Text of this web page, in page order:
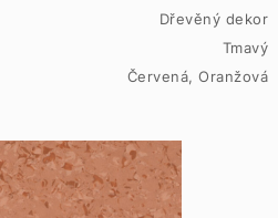
Dřevěný dekor
Tmavý
Červená, Oranžová